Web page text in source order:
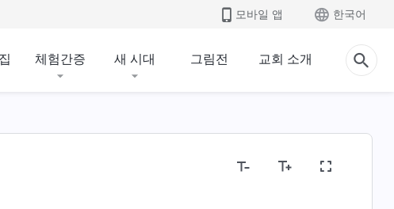
모바일 앱 한국어
체험간증 새 시대 그림전 교회 소개